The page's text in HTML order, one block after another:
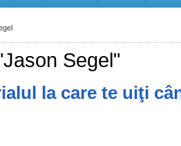
Segel"
la care te uiţi